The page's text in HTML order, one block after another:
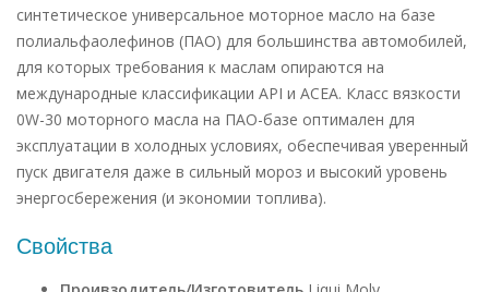
синтетическое универсальное моторное масло на базе
полиальфаолефинов (ПАО) для большинства автомобилей,
для которых требования к маслам опираются на
международные классификации API и ACEA. Класс вязкости
0W-30 моторного масла на ПАО-базе оптимален для
эксплуатации в холодных условиях, обеспечивая уверенный
пуск двигателя даже в сильный мороз и высокий уровень
энергосбережения (и экономии топлива).
Свойства